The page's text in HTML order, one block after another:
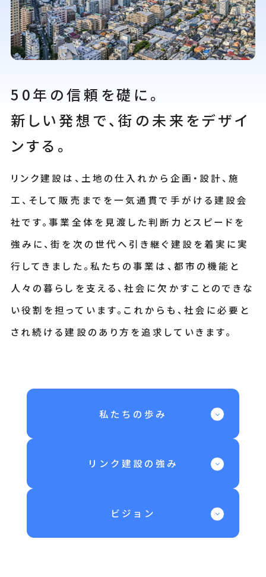
50年の信頼を礎に。
新しい発想で、街の未来をデザイ
ンする。
リンク建設は、土地の仕入れから企画・設計、施
工、そして販売までを一気通貫で手がける建設会
社です。事業全体を見渡した判断力とスピードを
強みに、街を次の世代へ引き継ぐ建設を着実に実
行してきました。私たちの事業は、都市の機能と
人々の暮らしを支える、社会に欠かすことのできな
い役割を担っています。これからも、社会に必要と
され続ける建設のあり方を追求していきます。
私たちの歩み
リンク建設の強み
ビジョン